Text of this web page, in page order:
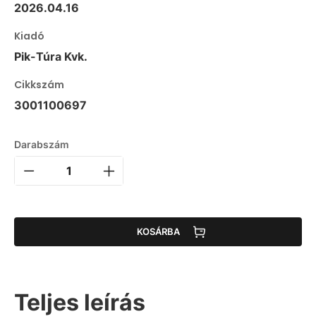
2026.04.16
Kiadó
Pik-Túra Kvk.
Cikkszám
3001100697
Darabszám
KOSÁRBA
Teljes leírás